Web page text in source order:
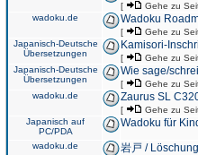
[ Gehe zu
wadoku.de Wadoku
[ Gehe zu
Japanisch-Deutsche
Übersetzungen
Kamisori-
[ Gehe zu
Japanisch-Deutsche
Übersetzungen
Wie sage/
[ Gehe zu
wadoku.de Zaurus SL
[ Gehe zu
Japanisch auf
PC/PDA
Wadoku für
wadoku.de 岩戸 /